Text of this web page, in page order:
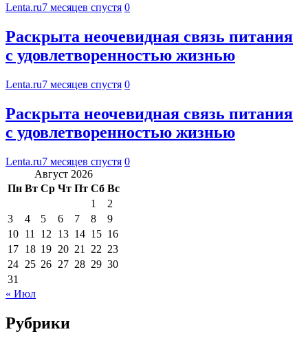
Lenta.ru7 месяцев спустя 0
Раскрыта неочевидная связь питания
с удовлетворенностью жизнью
Lenta.ru7 месяцев спустя 0
Раскрыта неочевидная связь питания
с удовлетворенностью жизнью
Lenta.ru7 месяцев спустя 0
Август 2026
Пн Вт Ср Чт Пт Сб Вс
1
2
3
4 5 6 7 8
9
10 11 12 13 14 15 16
17 18 19 20 21 22 23
24 25 26 27 28 29 30
31
« Июл
Рубрики